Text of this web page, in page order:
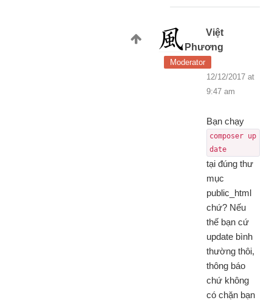
Việt
Phương
Moderator
12/12/2017 at
9:47 am
Bạn chạy
composer up
date
tại đúng thư
mục
public_html
chứ? Nếu
thế bạn cứ
update bình
thường thôi,
thông báo
chứ không
có chặn bạn